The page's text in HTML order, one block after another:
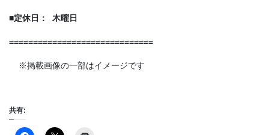
■定休日： 木曜日
==============================
※掲載画像の一部はイメージです
共有: